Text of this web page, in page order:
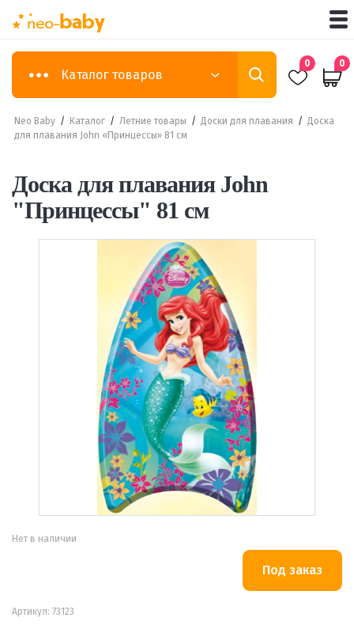
Каталог товаров
0 0
Neo Baby / Каталог / Летние товары / Доски для плавания / Доска
для плавания John «Принцессы» 81 см
Доска для плавания John
"Принцессы" 81 см
Нет в наличии
Артикул: 73123